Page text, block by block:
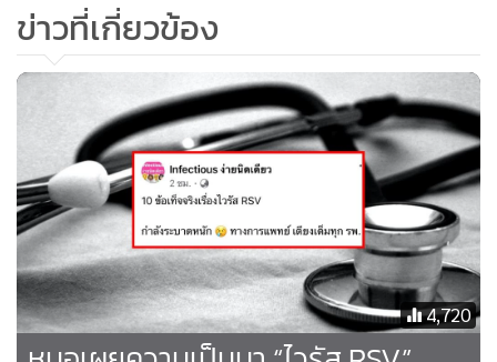
2. กรณีเด็กช่วง 2 ขวบปีแรก
ข่าวที่เกี่ยวข้อง
4,720